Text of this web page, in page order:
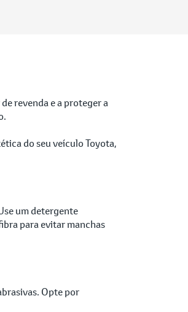
revenda e a proteger a
do seu veículo Toyota,
um detergente
para evitar manchas
Opte por